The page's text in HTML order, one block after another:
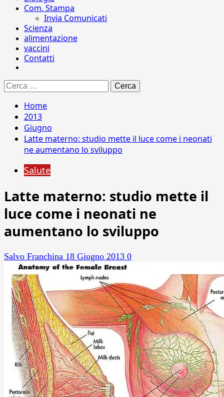
Com. Stampa
Invia Comunicati
Scienza
alimentazione
vaccini
Contatti
Ricerca
per:
Home
2013
Giugno
Latte materno: studio mette il luce come i neonati
ne aumentano lo sviluppo
Salute
Latte materno: studio mette il
luce come i neonati ne
aumentano lo sviluppo
Salvo Franchina 18 Giugno 2013 0